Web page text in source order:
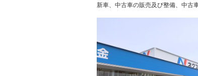
LEDヘッドランプ －
－
－ フルフラットシート －
新車、中古車の販売及び整備、中古